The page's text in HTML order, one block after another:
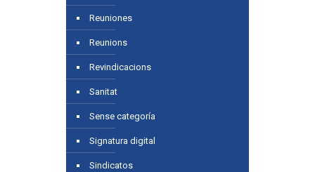
Reuniones
Reunions
Revindicacions
Sanitat
Sense categoría
Signatura digital
Sindicatos